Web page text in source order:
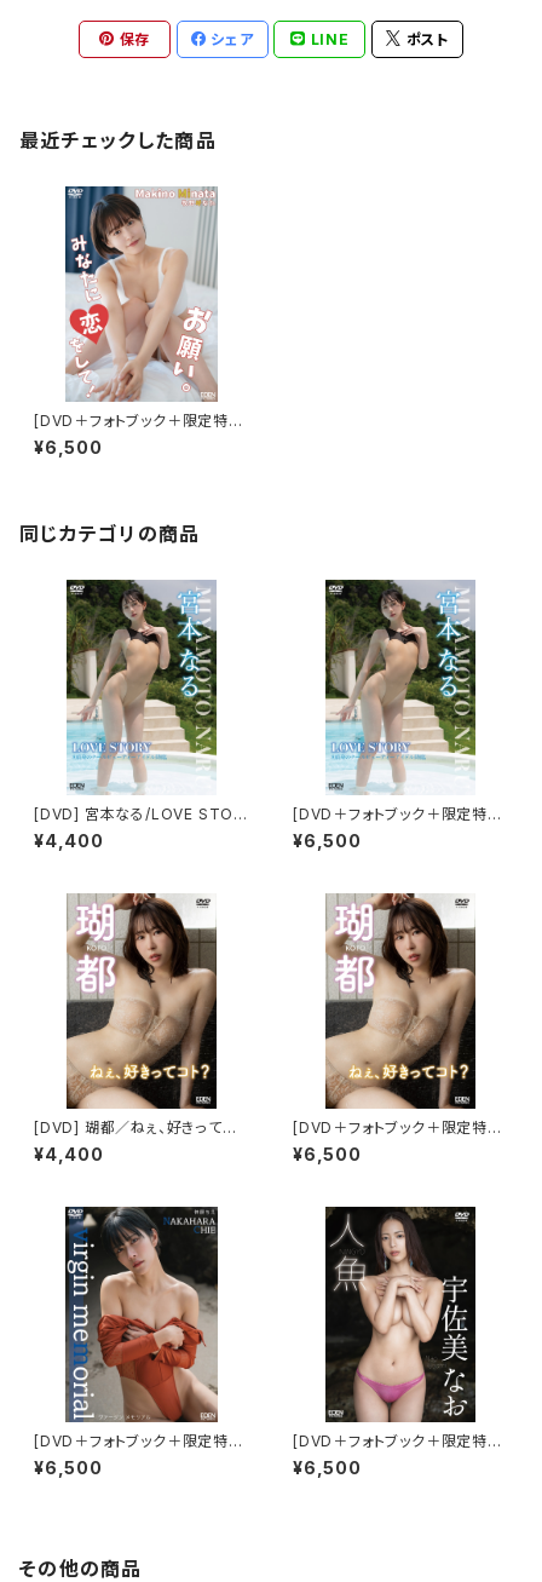
保存 シェア LINE ポスト
最近チェックした商品
[DVD＋フォトブック＋限定特典
付き] 牧野みなた／お願い。みな
たに恋をして！
¥6,500
同じカテゴリの商品
[DVD] 宮本なる/LOVE STOR
Y 限定ブロマイド５種(ABCDE)
付き
¥4,400
[DVD＋フォトブック＋限定特典
付き] 宮本なる/LOVE STORY
¥6,500
[DVD] 瑚都／ねぇ、好きってコ
ト？ 限定ブロマイド５種(ABCD
E)付き
¥4,400
[DVD＋フォトブック＋限定特典
付き] 瑚都／ねぇ、好きってコト？
¥6,500
[DVD＋フォトブック＋限定特典
付き] 仲原ちえ／virgin memo
rial
¥6,500
[DVD＋フォトブック＋限定特典
付き] 宇佐美なお/人魚
¥6,500
その他の商品